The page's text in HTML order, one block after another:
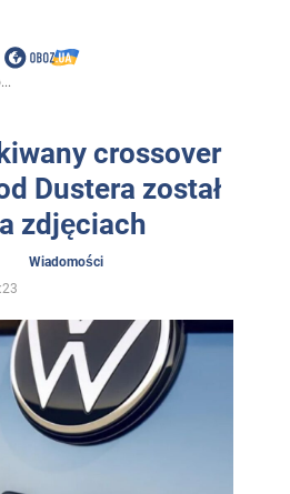
crossover
Dustera został
zdjęciach
Wiadomości